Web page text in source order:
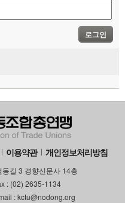
로그인
이용약관 개인정보처리방침
길 3 경향신문사 14층
: (02) 2635-1134
: kctu@nodong.org